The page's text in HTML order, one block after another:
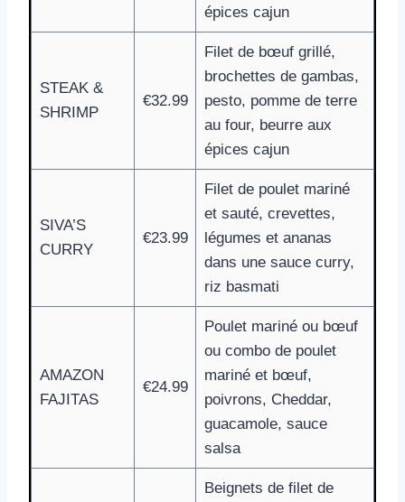
épices cajun
STEAK &
SHRIMP
€32.99
Filet de bœuf grillé,
brochettes de gambas,
pesto, pomme de terre
au four, beurre aux
épices cajun
SIVA’S
CURRY
€23.99
Filet de poulet mariné
et sauté, crevettes,
légumes et ananas
dans une sauce curry,
riz basmati
AMAZON
FAJITAS
€24.99
Poulet mariné ou bœuf
ou combo de poulet
mariné et bœuf,
poivrons, Cheddar,
guacamole, sauce
salsa
Beignets de filet de